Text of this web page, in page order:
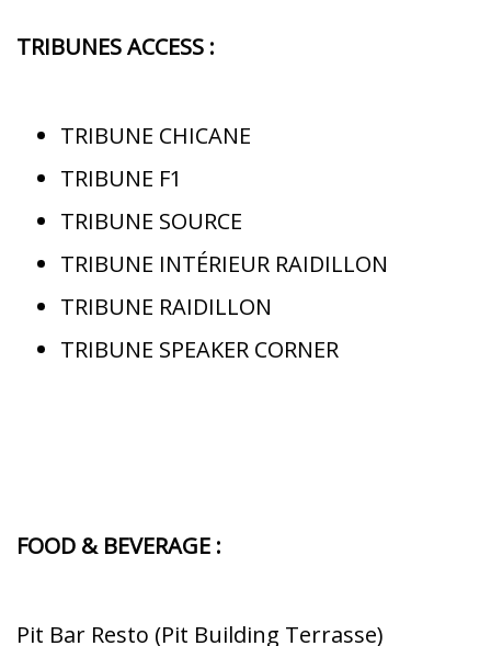
TRIBUNES ACCESS :
TRIBUNE CHICANE
TRIBUNE F1
TRIBUNE SOURCE
TRIBUNE INTÉRIEUR RAIDILLON
TRIBUNE RAIDILLON
TRIBUNE SPEAKER CORNER
FOOD & BEVERAGE :
Pit Bar Resto (Pit Building Terrasse)